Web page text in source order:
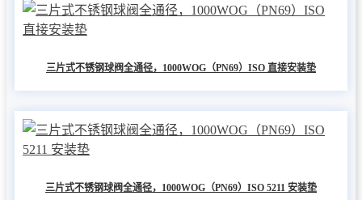
三片式不锈钢球阀全通径，1000WOG（PN69）ISO 直接安装垫
三片式不锈钢球阀全通径，1000WOG（PN69）ISO 5211 安装垫